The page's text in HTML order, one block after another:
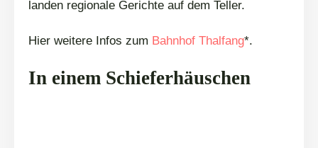
landen regionale Gerichte auf dem Teller.
Hier weitere Infos zum Bahnhof Thalfang*.
In einem Schieferhäuschen